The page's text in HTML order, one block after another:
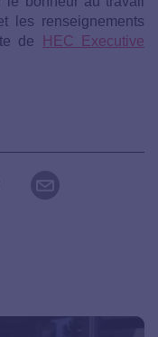
les renseignements
de
HEC Executive